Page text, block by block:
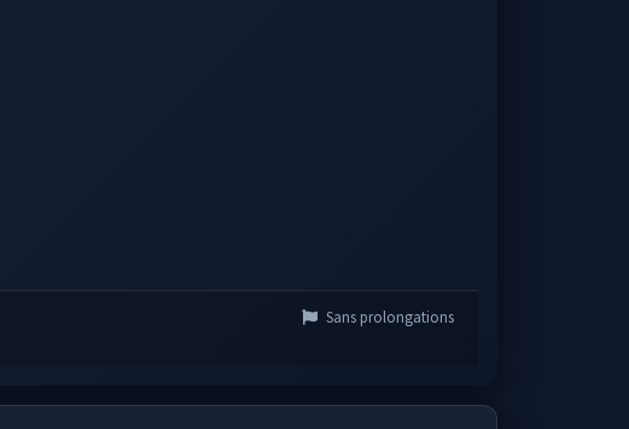
Sans prolongations